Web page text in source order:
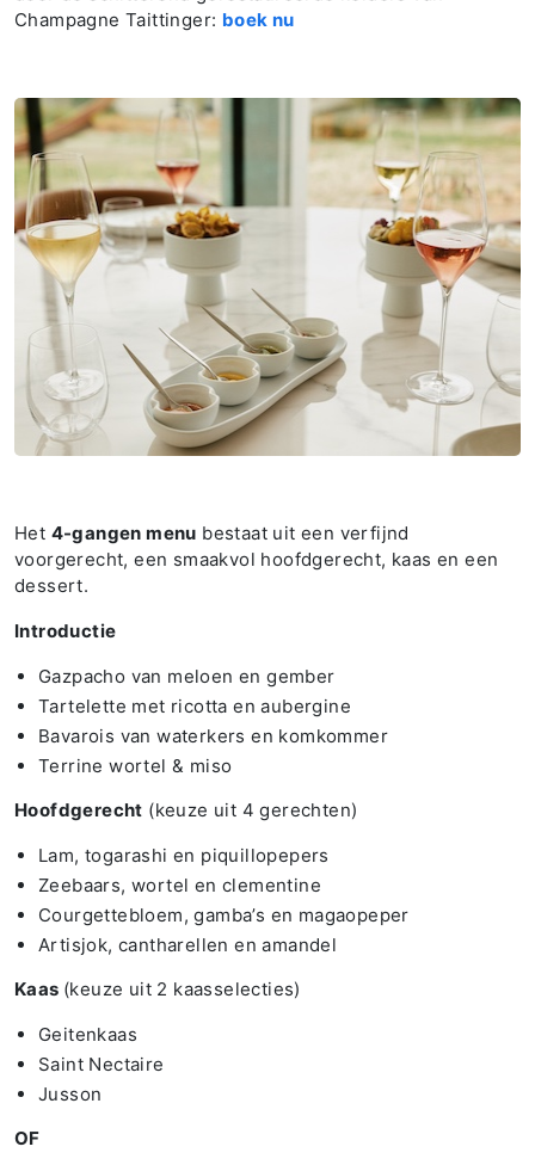
Champagne Taittinger: boek nu
Het 4-gangen menu bestaat uit een verfijnd
voorgerecht, een smaakvol hoofdgerecht, kaas en een
dessert.
Introductie
Gazpacho van meloen en gember
Tartelette met ricotta en aubergine
Bavarois van waterkers en komkommer
Terrine wortel & miso
Hoofdgerecht (keuze uit 4 gerechten)
Lam, togarashi en piquillopepers
Zeebaars, wortel en clementine
Courgettebloem, gamba’s en magaopeper
Artisjok, cantharellen en amandel
Kaas (keuze uit 2 kaasselecties)
Geitenkaas
Saint Nectaire
Jusson
OF